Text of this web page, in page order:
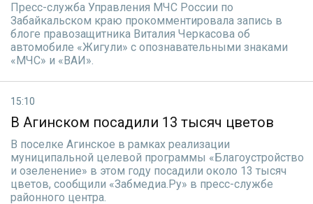
Пресс-служба Управления МЧС России по
Забайкальском краю прокомментировала запись в
блоге правозащитника Виталия Черкасова об
автомобиле «Жигули» с опознавательными знаками
«МЧС» и «ВАИ».
15:10
В Агинском посадили 13 тысяч цветов
В поселке Агинское в рамках реализации
муниципальной целевой программы «Благоустройство
и озеленение» в этом году посадили около 13 тысяч
цветов, сообщили «Забмедиа.Ру» в пресс-службе
районного центра.